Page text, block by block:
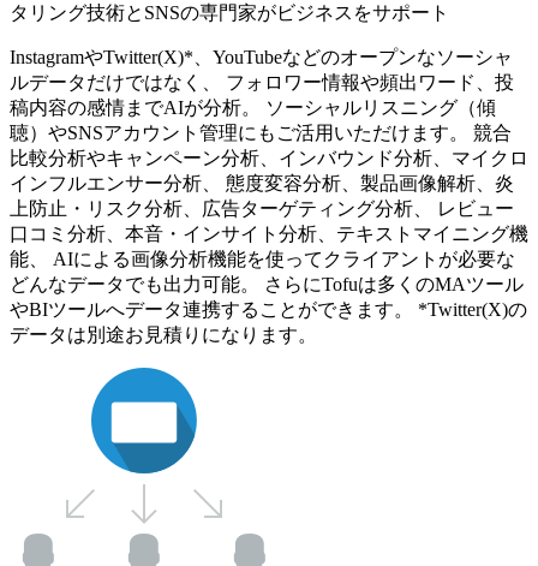
タリング技術とSNSの専門家がビジネスをサポート
InstagramやTwitter(X)*、YouTubeなどのオープンなソーシャ
ルデータだけではなく、 フォロワー情報や頻出ワード、投
稿内容の感情までAIが分析。 ソーシャルリスニング（傾
聴）やSNSアカウント管理にもご活用いただけます。 競合
比較分析やキャンペーン分析、インバウンド分析、マイクロ
インフルエンサー分析、 態度変容分析、製品画像解析、炎
上防止・リスク分析、広告ターゲティング分析、 レビュー
口コミ分析、本音・インサイト分析、テキストマイニング機
能、 AIによる画像分析機能を使ってクライアントが必要な
どんなデータでも出力可能。 さらにTofuは多くのMAツール
やBIツールへデータ連携することができます。 *Twitter(X)の
データは別途お見積りになります。